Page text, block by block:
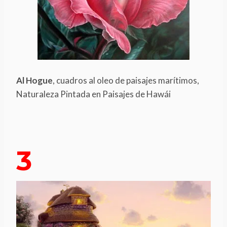
Al Hogue, cuadros al oleo de paisajes marítimos,
Naturaleza Pintada en Paisajes de Hawái
3